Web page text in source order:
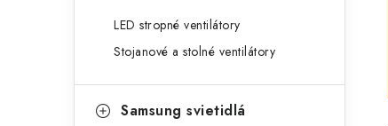
LED stropné ventilátory
Stojanové a stolné ventilátory
Samsung svietidlá